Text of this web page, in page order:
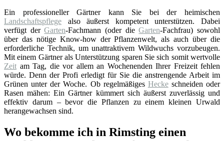
Ein professioneller Gärtner kann Sie bei der heimischen
Landschaftspflege also äußerst kompetent unterstützen. Dabei
verfügt derGarten-Fachmann (oder dieGarten-Fachfrau) sowohl
über das nötige Know-how der Pflanzenwelt, als auch über die
erforderliche Technik, um unattraktivem Wildwuchs vorzubeugen.
Mit einem Gärtner als Unterstützung sparen Sie sich somit wertvolle
Zeit am Tag, die vor allem an Wochenenden Ihrer Freizeit fehlen
würde. Denn der Profi erledigt für Sie die anstrengende Arbeit im
Grünen unter der Woche. Ob regelmäßiges Heckeschneiden oder
Rasen mähen: Ein Gärtner kümmert sich äußerst zuverlässig und
effektiv darum – bevor die Pflanzen zu einem kleinen Urwald
herangewachsen sind.
Wo bekomme ich in Rimsting einen